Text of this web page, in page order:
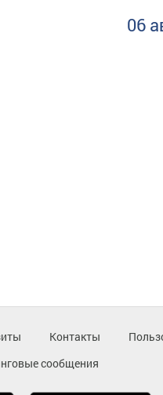
06
Контакты
сообщения